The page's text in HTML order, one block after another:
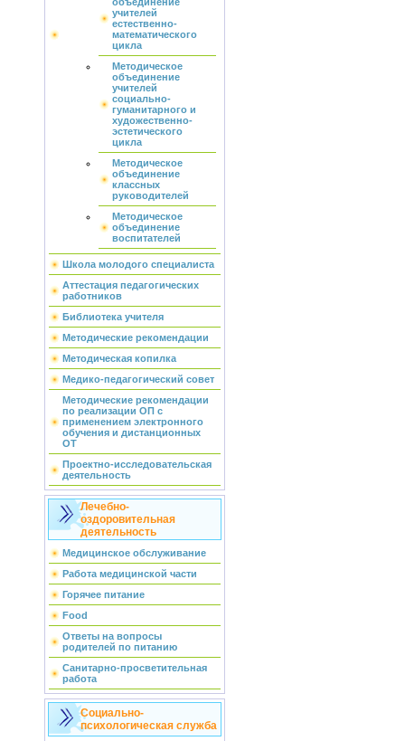
учителей
естественно-
математического
цикла
Методическое
объединение
учителей
социально-
гуманитарного и
художественно-
эстетического
цикла
Методическое
объединение
классных
руководителей
Методическое
объединение
воспитателей
Школа молодого специалиста
Аттестация педагогических
работников
Библиотека учителя
Методические рекомендации
Методическая копилка
Медико-педагогический совет
Методические рекомендации
по реализации ОП с
применением электронного
обучения и дистанционных
ОТ
Проектно-исследовательская
деятельность
Лечебно-
оздоровительная
деятельность
Медицинское обслуживание
Работа медицинской части
Горячее питание
Food
Ответы на вопросы
родителей по питанию
Санитарно-просветительная
работа
Социально-
психологическая служба